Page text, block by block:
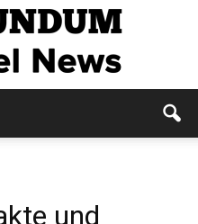
und